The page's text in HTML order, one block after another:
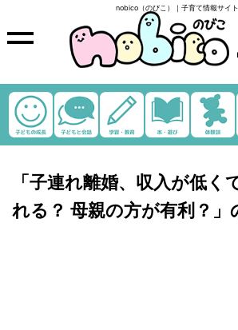
nobico（のびこ）｜子育て情報サイト
「子連れ離婚、収入が低く
れる？ 母親の方が有利？」